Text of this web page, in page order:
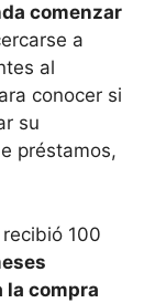
comenzar
a
al
conocer si
su
préstamos,
100
la compra